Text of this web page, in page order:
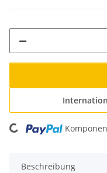
Loading...
Beschreibung